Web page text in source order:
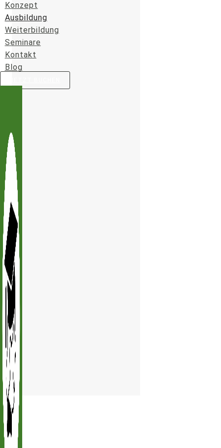
Konzept
Ausbildung
Weiterbildung
Seminare
Kontakt
Blog